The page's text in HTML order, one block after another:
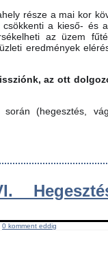
része a mai kor
a kieső- és
az üzem
eredmények
az ott
(hegesztés,
0 komment eddig